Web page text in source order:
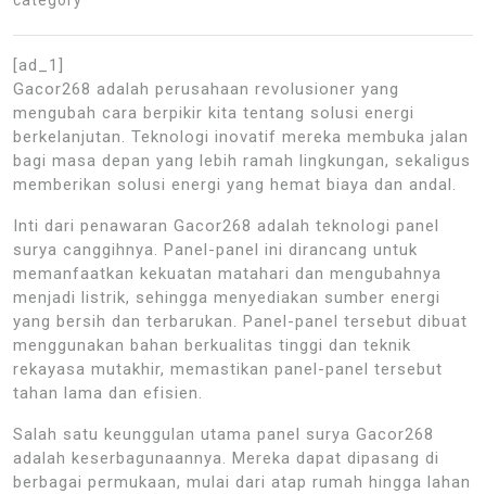
[ad_1]
Gacor268 adalah perusahaan revolusioner yang
mengubah cara berpikir kita tentang solusi energi
berkelanjutan. Teknologi inovatif mereka membuka jalan
bagi masa depan yang lebih ramah lingkungan, sekaligus
memberikan solusi energi yang hemat biaya dan andal.
Inti dari penawaran Gacor268 adalah teknologi panel
surya canggihnya. Panel-panel ini dirancang untuk
memanfaatkan kekuatan matahari dan mengubahnya
menjadi listrik, sehingga menyediakan sumber energi
yang bersih dan terbarukan. Panel-panel tersebut dibuat
menggunakan bahan berkualitas tinggi dan teknik
rekayasa mutakhir, memastikan panel-panel tersebut
tahan lama dan efisien.
Salah satu keunggulan utama panel surya Gacor268
adalah keserbagunaannya. Mereka dapat dipasang di
berbagai permukaan, mulai dari atap rumah hingga lahan